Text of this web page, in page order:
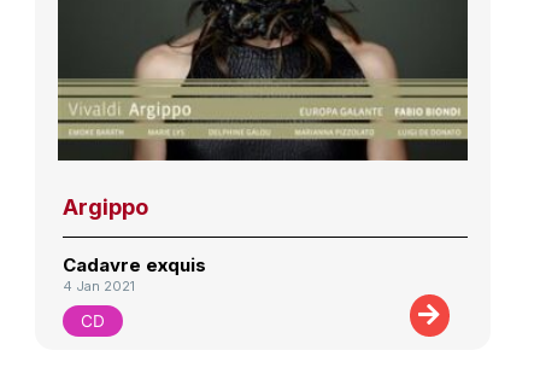
Argippo
Cadavre exquis
4 Jan 2021
CD